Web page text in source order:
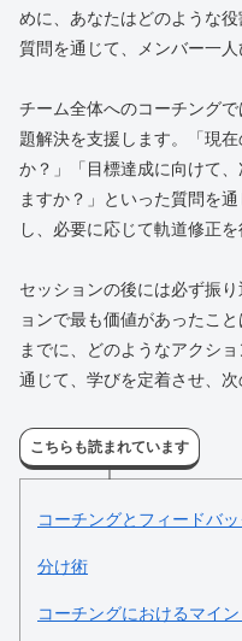
めに、あなたはどのような
質問を通じて、メンバー一人
チーム全体へのコーチング
題解決を支援します。「現
か？」「目標達成に向けて
ますか？」といった質問を
し、必要に応じて軌道修正を
セッションの後には必ず振
ョンで最も価値があったこ
までに、どのようなアクシ
通じて、学びを定着させ、次
こちらも読まれています
コーチングとフィードバ
分け術
コーチングにおけるマイ